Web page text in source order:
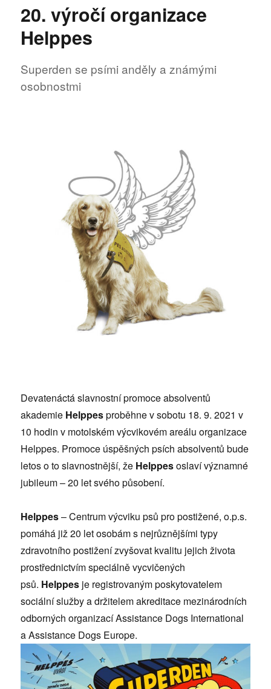
20. výročí organizace
Helppes
Superden se psími anděly a známými
osobnostmi
Devatenáctá slavnostní promoce absolventů
akademie Helppesproběhne v sobotu 18. 9. 2021 v
10 hodin v motolském výcvikovém areálu organizace
Helppes. Promoce úspěšných psích absolventů bude
letos o to slavnostnější, že Helppesoslaví významné
jubileum – 20 let svého působení.
Helppes– Centrum výcviku psů pro postižené, o.p.s.
pomáhá již 20 let osobám s nejrůznějšími typy
zdravotního postižení zvyšovat kvalitu jejich života
prostřednictvím speciálně vycvičených
psů. Helppes je registrovaným poskytovatelem
sociální služby a držitelem akreditace mezinárodních
odborných organizací Assistance Dogs International
a Assistance Dogs Europe.